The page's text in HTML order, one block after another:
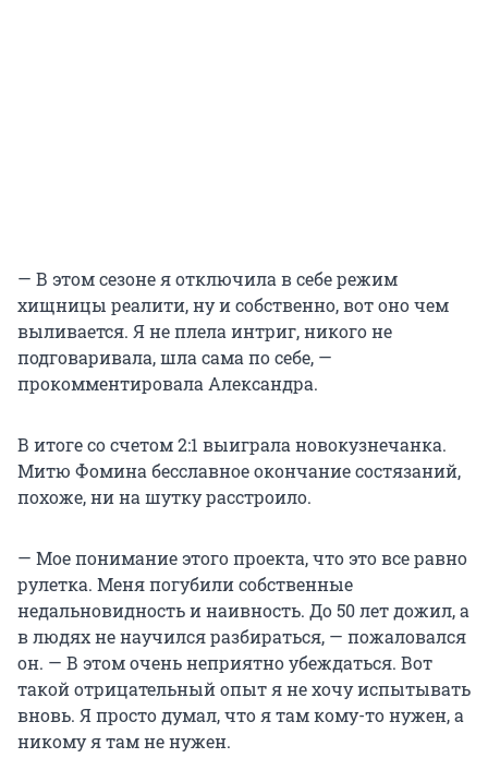
— В этом сезоне я отключила в себе режим
хищницы реалити, ну и собственно, вот оно чем
выливается. Я не плела интриг, никого не
подговаривала, шла сама по себе, —
прокомментировала Александра.
В итоге со счетом 2:1 выиграла новокузнечанка.
Митю Фомина бесславное окончание состязаний,
похоже, ни на шутку расстроило.
— Мое понимание этого проекта, что это все равно
рулетка. Меня погубили собственные
недальновидность и наивность. До 50 лет дожил, а
в людях не научился разбираться, — пожаловался
он. — В этом очень неприятно убеждаться. Вот
такой отрицательный опыт я не хочу испытывать
вновь. Я просто думал, что я там кому-то нужен, а
никому я там не нужен.